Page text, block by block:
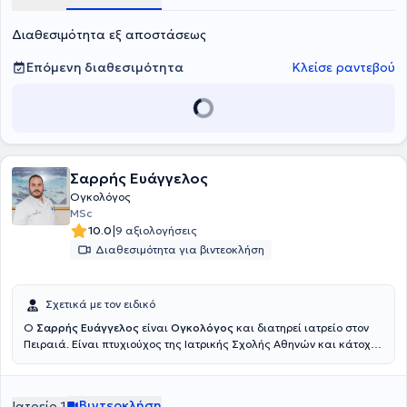
Διαθεσιμότητα εξ αποστάσεως
Επόμενη διαθεσιμότητα
Κλείσε ραντεβού
Σαρρής Ευάγγελος
Ογκολόγος
MSc
10.0|9 αξιολογήσεις
Διαθεσιμότητα για βιντεοκλήση
Σχετικά με τον ειδικό
Ο Σαρρής Ευάγγελος είναι Ογκολόγος και διατηρεί ιατρείο στον
Πειραιά. Είναι πτυχιούχος της Ιατρικής Σχολής Αθηνών και κάτοχος
από την Ιατρική Σχολή του Εθνικού και Καποδιστριακού